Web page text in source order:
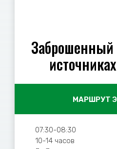
МАРШРУТ
07:30-08:30
10-14 часов